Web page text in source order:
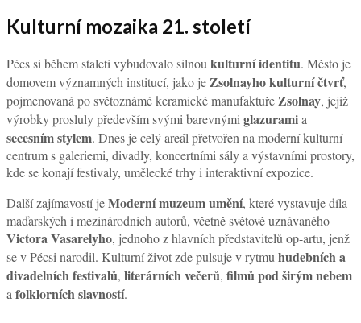
Kulturní mozaika 21. století
Pécs si během staletí vybudovalo silnoukulturní identitu. Město je
domovem významných institucí, jako jeZsolnayho kulturní čtvrť,
pojmenovaná po světoznámé keramické manufaktuřeZsolnay, jejíž
výrobky prosluly především svými barevnýmiglazuramia
secesním stylem. Dnes je celý areál přetvořen na moderní kulturní
centrum s galeriemi, divadly, koncertními sály a výstavními prostory,
kde se konají festivaly, umělecké trhy i interaktivní expozice.
Další zajímavostí jeModerní muzeum umění, které vystavuje díla
maďarských i mezinárodních autorů, včetně světově uznávaného
Victora Vasarelyho, jednoho z hlavních představitelů op-artu, jenž
se v Pécsi narodil. Kulturní život zde pulsuje v rytmuhudebních a
divadelních festivalů, literárních večerů, filmů pod širým nebem
afolklorních slavností.